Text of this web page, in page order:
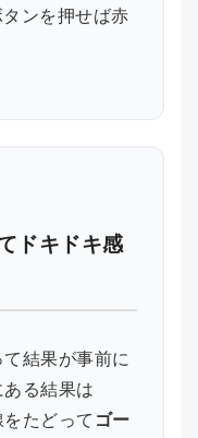
ンを押せば赤
ドキドキ感
結果が事前に
る結果は
たどって ゴー